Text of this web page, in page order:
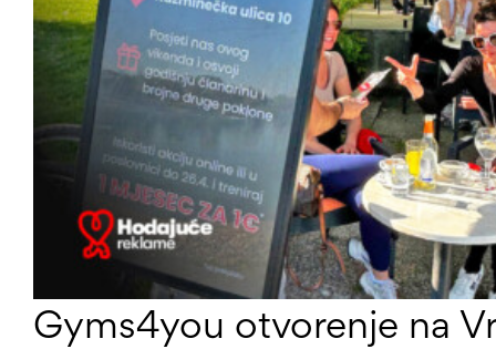
Gyms4you otvorenje na